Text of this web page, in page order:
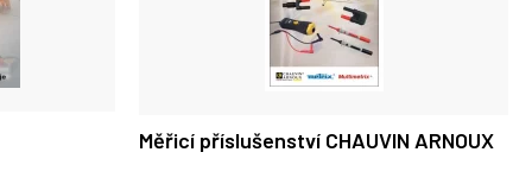
Měřicí příslušenství CHAUVIN ARNOUX